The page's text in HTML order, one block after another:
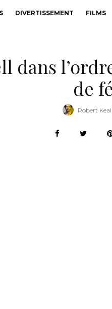
DIVERTISSEMENT FILMS
dans
de
Robert Keal